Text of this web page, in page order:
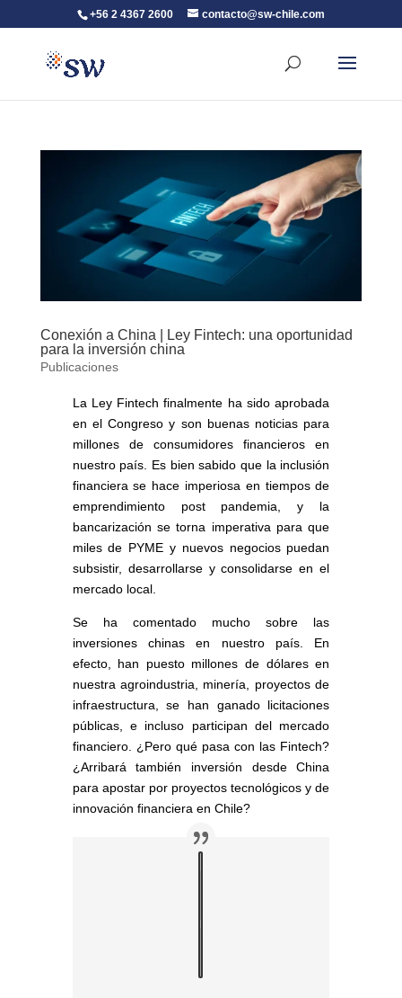
+56 2 4367 2600 contacto@sw-chile.com
Conexión a China | Ley Fintech: una oportunidad
para la inversión china
Publicaciones
La Ley Fintech finalmente ha sido aprobada
en el Congreso y son buenas noticias para
millones de consumidores financieros en
nuestro país. Es bien sabido que la inclusión
financiera se hace imperiosa en tiempos de
emprendimiento post pandemia, y la
bancarización se torna imperativa para que
miles de PYME y nuevos negocios puedan
subsistir, desarrollarse y consolidarse en el
mercado local.
Se ha comentado mucho sobre las
inversiones chinas en nuestro país. En
efecto, han puesto millones de dólares en
nuestra agroindustria, minería, proyectos de
infraestructura, se han ganado licitaciones
públicas, e incluso participan del mercado
financiero. ¿Pero qué pasa con las Fintech?
¿Arribará también inversión desde China
para apostar por proyectos tecnológicos y de
innovación financiera en Chile?